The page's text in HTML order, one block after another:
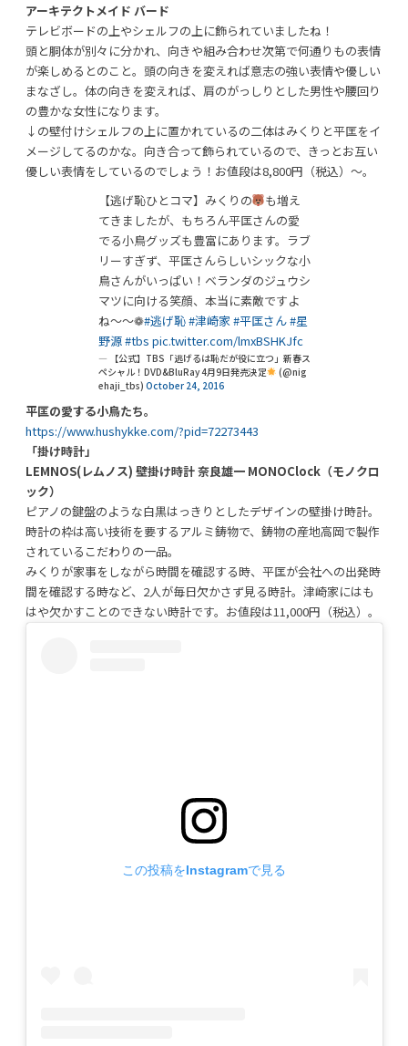
アーキテクトメイド バード
テレビボードの上やシェルフの上に飾られていましたね！
頭と胴体が別々に分かれ、向きや組み合わせ次第で何通りもの表情
が楽しめるとのこと。頭の向きを変えれば意志の強い表情や優しい
まなざし。体の向きを変えれば、肩のがっしりとした男性や腰回り
の豊かな女性になります。
↓の壁付けシェルフの上に置かれているの二体はみくりと平匡をイ
メージしてるのかな。向き合って飾られているので、きっとお互い
優しい表情をしているのでしょう！お値段は8,800円（税込）～。
【逃げ恥ひとコマ】みくりの
も増え
てきましたが、もちろん平匡さんの愛
でる小鳥グッズも豊富にあります。ラブ
リーすぎず、平匡さんらしいシックな小
鳥さんがいっぱい！ベランダのジュウシ
マツに向ける笑顔、本当に素敵ですよ
ね〜〜❁#逃げ恥#津崎家#平匡さん#星
野源#tbs pic.twitter.com/lmxBSHKJfc
— 【公式】TBS「逃げるは恥だが役に立つ」新春ス
ペシャル！DVD&BluRay 4月9日発売決定
(@nig
ehaji_tbs) October 24, 2016
平匡の愛する小鳥たち。
https://www.hushykke.com/?pid=72273443
「掛け時計」
LEMNOS(レムノス) 壁掛け時計 奈良雄一 MONOClock（モノクロ
ック）
ピアノの鍵盤のような白黒はっきりとしたデザインの壁掛け時計。
時計の枠は高い技術を要するアルミ鋳物で、鋳物の産地高岡で製作
されているこだわりの一品。
みくりが家事をしながら時間を確認する時、平匡が会社への出発時
間を確認する時など、2人が毎日欠かさず見る時計。津崎家にはも
はや欠かすことのできない時計です。お値段は11,000円（税込）。
この投稿をInstagramで見る